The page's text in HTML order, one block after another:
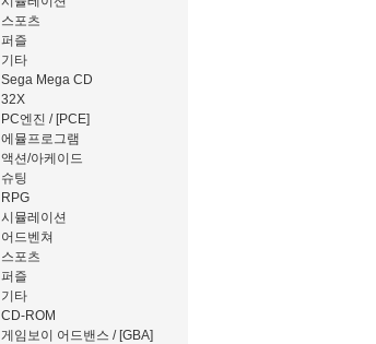
스포츠
퍼즐
기타
Sega Mega CD
32X
PC엔진 / [PCE]
에뮬프로그램
액션/아케이드
슈팅
RPG
시뮬레이션
어드벤쳐
스포츠
퍼즐
기타
CD-ROM
게임보이 어드밴스 / [GBA]